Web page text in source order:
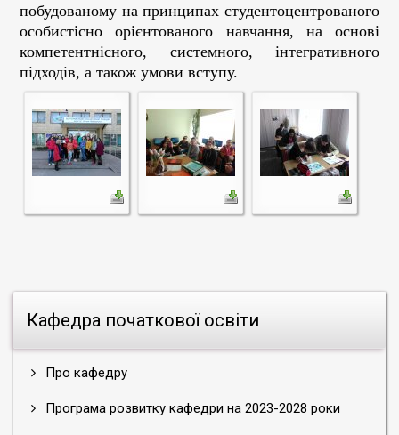
Кафедра початкової освіти
Про кафедру
Програма розвитку кафедри на 2023-2028 роки
побудованому на принципах студентоцентрованого
особистісно орієнтованого навчання, на основі
компетентнісного, системного, інтегративного
підходів, а також умови вступу.